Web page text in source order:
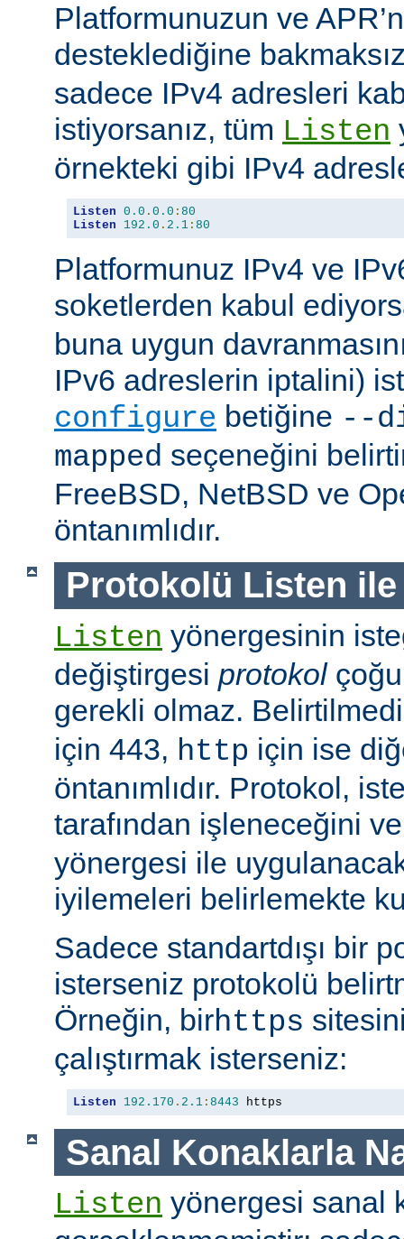
Platformunuzun ve
desteklediğine
sadece IPv4 adresleri
istiyorsanız, tüm Listen
örnekteki gibi IPv4
Listen 0.0 . 0.0 : 80
Listen
192.0 . 2.1 : 80
Platformunuz IPv4 ve
soketlerden kabul
buna uygun
IPv6 adreslerin iptalini)
configure betiğine --
mapped seçeneğini
FreeBSD, NetBSD ve
öntanımlıdır.
Protokolü Listen
Listen yönergesinin
değiştirgesi protokolçoğu
gerekli olmaz.
için 443, http için ise
öntanımlıdır. Protokol,
tarafından işleneceğini
yönergesi ile
iyilemeleri belirlemekte
Sadece standartdışı bir
isterseniz protokolü
Örneğin, birhttps
çalıştırmak isterseniz:
Listen 192.170 . 2.1 : 8443 https
Sanal Konaklarla
Listen yönergesi sanal